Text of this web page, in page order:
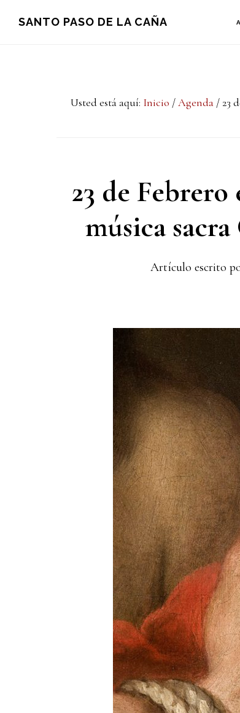
SANTO PASO DE LA CAÑA
Usted está aquí: Inicio / Agenda /23
23 de
música
Artículo escrito